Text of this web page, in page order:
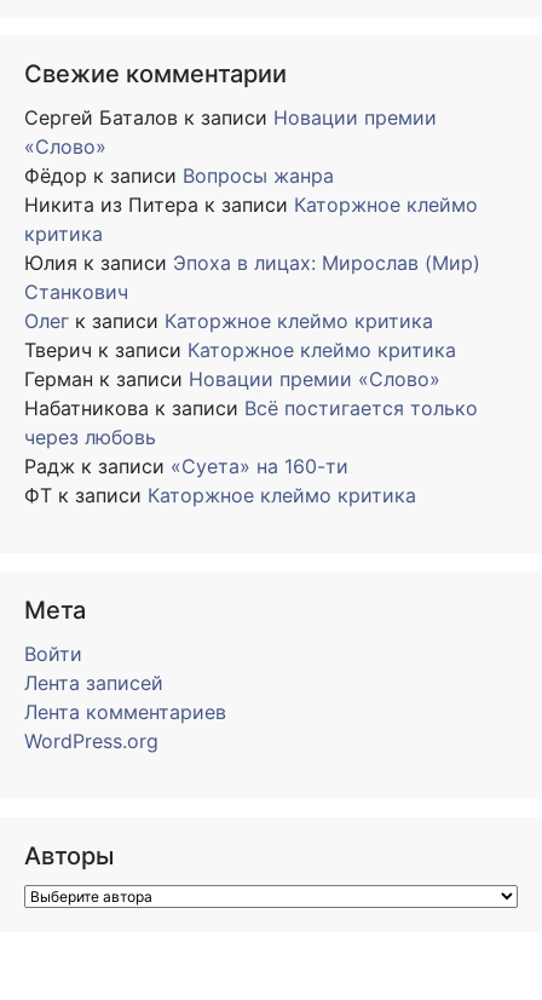
Свежие комментарии
Сергей Баталов к записи Новации премии
«Слово»
Фёдор к записи Вопросы жанра
Никита из Питера к записи Каторжное клеймо
критика
Юлия к записи Эпоха в лицах: Мирослав (Мир)
Станкович
Олег к записи Каторжное клеймо критика
Тверич к записи Каторжное клеймо критика
Герман к записи Новации премии «Слово»
Набатникова к записи Всё постигается только
через любовь
Радж к записи «Суета» на 160-ти
ФТ к записи Каторжное клеймо критика
Мета
Войти
Лента записей
Лента комментариев
WordPress.org
Авторы